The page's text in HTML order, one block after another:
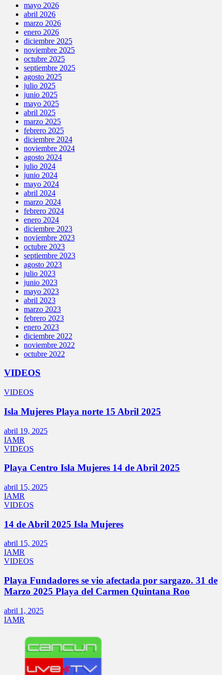
mayo 2026
abril 2026
marzo 2026
enero 2026
diciembre 2025
noviembre 2025
octubre 2025
septiembre 2025
agosto 2025
julio 2025
junio 2025
mayo 2025
abril 2025
marzo 2025
febrero 2025
diciembre 2024
noviembre 2024
agosto 2024
julio 2024
junio 2024
mayo 2024
abril 2024
marzo 2024
febrero 2024
enero 2024
diciembre 2023
noviembre 2023
octubre 2023
septiembre 2023
agosto 2023
julio 2023
junio 2023
mayo 2023
abril 2023
marzo 2023
febrero 2023
enero 2023
diciembre 2022
noviembre 2022
octubre 2022
VIDEOS
VIDEOS
Isla Mujeres Playa norte 15 Abril 2025
abril 19, 2025
IAMR
VIDEOS
Playa Centro Isla Mujeres 14 de Abril 2025
abril 15, 2025
IAMR
VIDEOS
14 de Abril 2025 Isla Mujeres
abril 15, 2025
IAMR
VIDEOS
Playa Fundadores se vio afectada por sargazo. 31 de
Marzo 2025 Playa del Carmen Quintana Roo
abril 1, 2025
IAMR